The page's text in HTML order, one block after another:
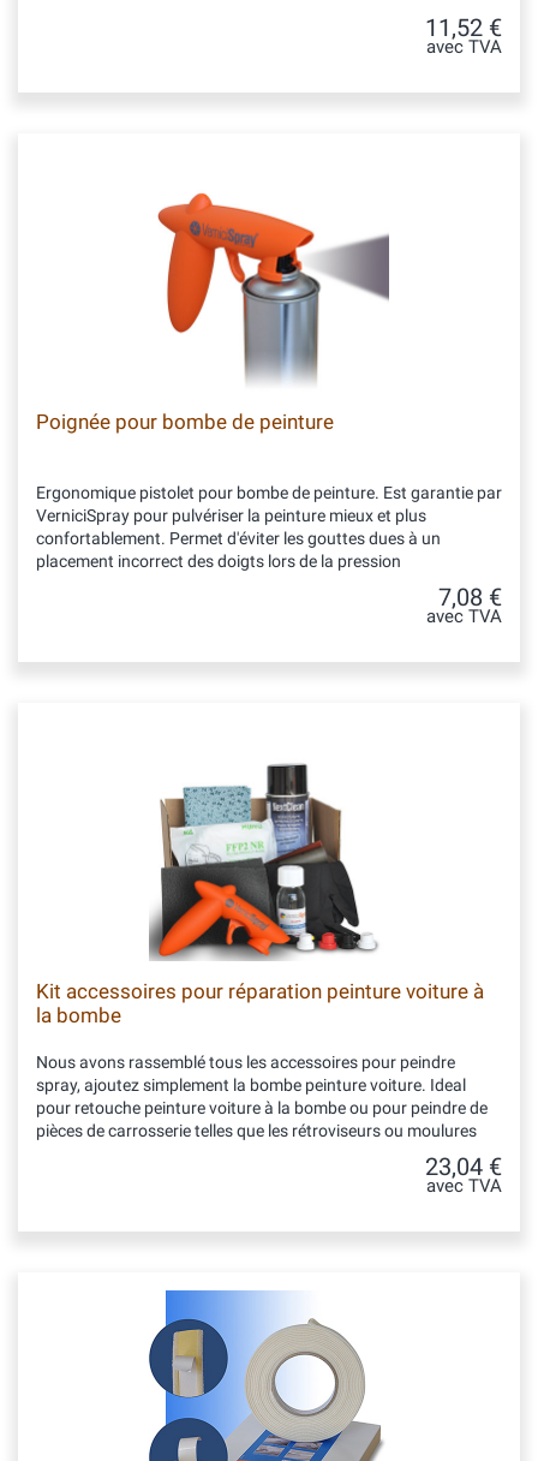
11,52 €
avec TVA
Poignée pour bombe de peinture
Ergonomique pistolet pour bombe de peinture. Est garantie par
VerniciSpray pour pulvériser la peinture mieux et plus
confortablement. Permet d'éviter les gouttes dues à un
placement incorrect des doigts lors de la pression
7,08 €
avec TVA
Kit accessoires pour réparation peinture voiture à
la bombe
Nous avons rassemblé tous les accessoires pour peindre
spray, ajoutez simplement la bombe peinture voiture. Ideal
pour retouche peinture voiture à la bombe ou pour peindre de
pièces de carrosserie telles que les rétroviseurs ou moulures
23,04 €
avec TVA